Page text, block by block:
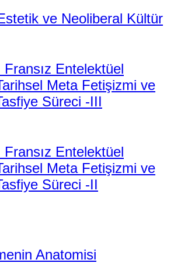
ve Neoliberal Kültür
Entelektüel
Meta Fetişizmi ve
Süreci -III
Entelektüel
Meta Fetişizmi ve
Süreci -II
Anatomisi